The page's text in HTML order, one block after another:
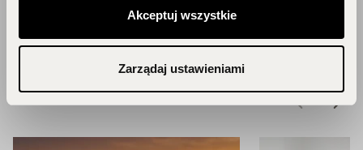
Akceptuj wszystkie
Zarządaj ustawieniami
ZOBACZ WSZYSTKIE ARTYKUŁY